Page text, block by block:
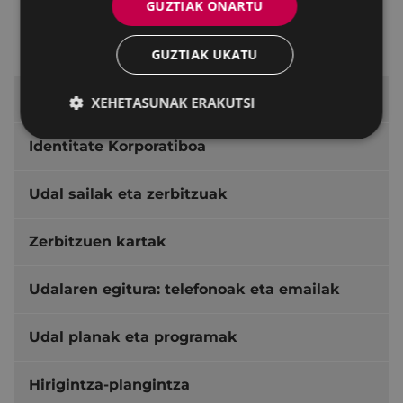
Tokiko Gobernu Batzarra
Bozeramaileen Batzordea
Aurrekontuak
Identitate Korporatiboa
Udal sailak eta zerbitzuak
Zerbitzuen kartak
Udalaren egitura: telefonoak eta emailak
Udal planak eta programak
Hirigintza-plangintza
GUZTIAK ONARTU
GUZTIAK UKATU
XEHETASUNAK ERAKUTSI